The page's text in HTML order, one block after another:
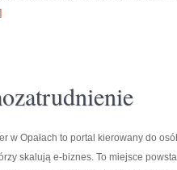
w Opałach to portal kierowany do
skalują e-biznes. To miejsce